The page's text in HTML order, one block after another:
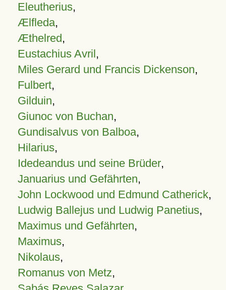
Eleutherius,
Ælfleda,
Æthelred,
Eustachius Avril,
Miles Gerard und Francis Dickenson,
Fulbert,
Gilduin,
Giunoc von Buchan,
Gundisalvus von Balboa,
Hilarius,
Idedeandus und seine Brüder,
Januarius und Gefährten,
John Lockwood und Edmund Catherick,
Ludwig Ballejus und Ludwig Panetius,
Maximus und Gefährten,
Maximus,
Nikolaus,
Romanus von Metz,